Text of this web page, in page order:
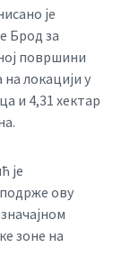
је
Брод за
површини
локацији у
и 4,31 хектар
је
ову
зоне на